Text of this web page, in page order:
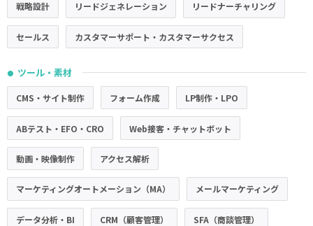
戦略設計 リードジェネレーション リードナーチャリング
セールス カスタマーサポート・カスタマーサクセス
● ツール・素材
CMS・サイト制作 フォーム作成 LP制作・LPO
ABテスト・EFO・CRO Web接客・チャットボット
動画・映像制作 アクセス解析
マーケティングオートメーション（MA） メールマーケティング
データ分析・BI CRM（顧客管理） SFA（商談管理）